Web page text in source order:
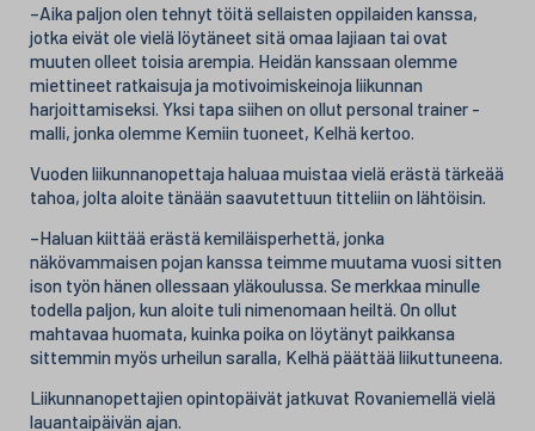
–Aika paljon olen tehnyt töitä sellaisten oppilaiden kanssa,
jotka eivät ole vielä löytäneet sitä omaa lajiaan tai ovat
muuten olleet toisia arempia. Heidän kanssaan olemme
miettineet ratkaisuja ja motivoimiskeinoja liikunnan
harjoittamiseksi. Yksi tapa siihen on ollut personal trainer -
malli, jonka olemme Kemiin tuoneet, Kelhä kertoo.
Vuoden liikunnanopettaja haluaa muistaa vielä erästä tärkeää
tahoa, jolta aloite tänään saavutettuun titteliin on lähtöisin.
–Haluan kiittää erästä kemiläisperhettä, jonka
näkövammaisen pojan kanssa teimme muutama vuosi sitten
ison työn hänen ollessaan yläkoulussa. Se merkkaa minulle
todella paljon, kun aloite tuli nimenomaan heiltä. On ollut
mahtavaa huomata, kuinka poika on löytänyt paikkansa
sittemmin myös urheilun saralla, Kelhä päättää liikuttuneena.
Liikunnanopettajien opintopäivät jatkuvat Rovaniemellä vielä
lauantaipäivän ajan.